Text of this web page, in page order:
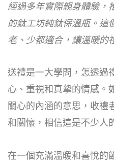
經過多年實際親身體驗，
的鈦工坊純鈦保溫瓶。這
老、少都適合，讓溫暖的
送禮是一大學問，怎透過
心、重視和真摯的情感。
關心的內涵的意思，收禮
和關懷，相信這是不少人
在一個充滿溫暖和喜悅的